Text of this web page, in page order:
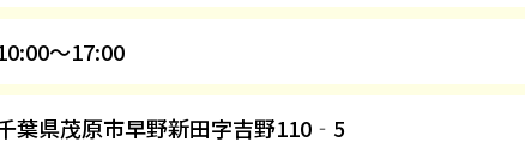
～17:00
葉県茂原市早野新田字吉野110‐5